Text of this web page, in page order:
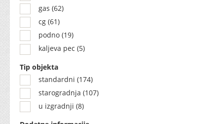
gas (62)
cg (61)
podno (19)
kaljeva pec (5)
Tip objekta
standardni (174)
starogradnja (107)
u izgradnji (8)